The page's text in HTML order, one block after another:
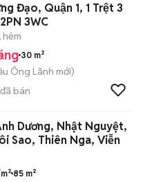
Đạo, Quận 1, 1 Trệt 3
3WC
hẻm
30 m²
Ông Lãnh mới)
đã bán
Dương, Nhật Nguyệt,
Sao, Thiên Nga, Viễn
85 m²